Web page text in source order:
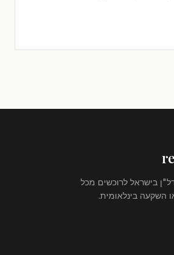
בישראל לרוכשים מכל
השקעה בינלאומית.